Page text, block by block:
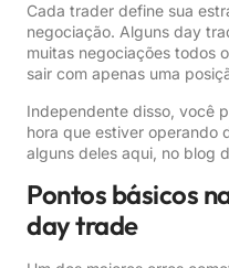
Cada trader define sua
negociação. Alguns day
muitas negociações todos
sair com apenas uma
Independente disso, você
hora que estiver operando
alguns deles aqui, no blog
Pontos básicos
day trade